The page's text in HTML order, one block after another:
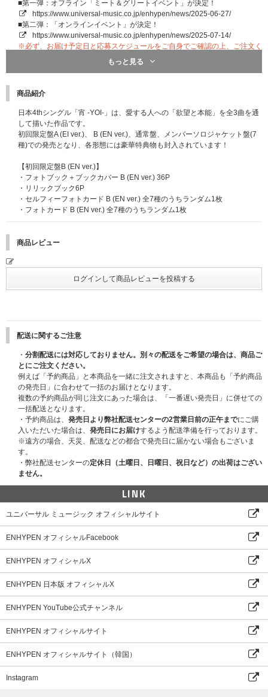
■第一弾：オフライン「ミート＆グリートイベント」が決定！
https://www.universal-music.co.jp/enhypen/news/2025-06-27/
■第二弾：「オンラインイベント」が決定！
https://www.universal-music.co.jp/enhypen/news/2025-07-14/
※必ず、お届け予定日と応募スケジュールをご自身でご確認の上、ご注文く
【ENHYPEN 日本4thシングル「宵 -YOI-」発売記念ショーケース概要】
■開催日程：2025年7月31日(木)
■会場：都内某所
■イベント内容：ミニライブ＆トーク
※開催時間、イベント会場等はご当選者の方にのみ『電子チケット』発券メー
ルご案内時にお伝えいたします。
はありません。
※開催時間は夕方頃を予定しております
※イベントはスタートから終了、退場まで1時間程度を予定しております。
■応募期間
【第2回】2025年6月16日(月) 00:00～6月26日(木) 17:59 →当落発表 : 7月3日
(木) 20:00頃
※上記ショーケース応募期間内に応募対象商品をご予約、ご購入ください｡
※応募期間以外は応募対象商品をご予約、ご購入いただけません｡あらかじめご
※各回の締切間近などの時間帯によっては､応募画面に繋がりにくい場合がござ
います。万が一、同一開催日に当選された場合でも、取消し・払戻し等はでき
ませんので、あらかじめご了承ください。また、同一開催日に重複当選された
場合でも、当選されたご本人様しかご参加できません。当選した特典権利をご
家族・ご友人を含め第三者に売買・譲渡することは一切禁止です。発覚した場
合は、ご参加をお断りさせていただきます。
■応募方法
「ショーケース応募商品」のいずれか1枚または1セットご予約(決済完了)と同
時に自動エントリーになり、お客様から別途お申込み作業は必要ございませ
ん。
※ショーケースの応募を希望されるお客様は、必ず「ショーケース応募商品」
を選択してご購入ください。
通常商品をご購入いただいても応募抽選の対象にはなりません。
※CD1枚の購入で1回の応募となり、購入回数、応募回数の制限はございませ
ん。おひとり様何回でもご購入、ご応募いただけます。
※セット商品をご購入の場合は枚数分に応じた応募回数となります。(例：3形
※お支払方法は、クレジットカード、携帯キャリア決済（auかんたん決済、ソ
ます。
※各回の締切間近などの時間帯によっては､応募画面に繋がりにくい場合がござ
います｡余裕を持ってご応募ください｡
※「ショーケース応募商品」も各ストア特典の対象になります。
■イベント応募対象商品
宵 -YOI-【3形態セット】【ショーケース応募商品】
宵 -YOI-【初回限定盤B（EN ver.）】【ショーケース応募商品】
宵 -YOI-【通常盤・初回プレス】【ショーケース応募商品】
宵 -YOI-【メンバーソロジャケット盤 7形態セット】【ショーケース応募商
品】
宵 -YOI-【スペシャルボックス盤】【ショーケース応募商品】
もっと見る
商品紹介
日本4thシングル「宵 -YOI-」は、愛する人への「欲望と本能」を全3曲を通
して描いた作品です。
初回限定盤A (EI ver.)、 B (EN ver.)、通常盤、メンバーソロジャケット盤(7
種)での発売となり、各形態には豪華特典物も封入されています！
【初回限定盤B (EN ver.)】
・フォトブック＋ブックカバー B (EN ver.) 36P
・リリックブック6P
・セルフィーフォトカード B (EN ver.) 全7種のうちランダム1枚
・フォトカード B (EN ver.) 全7種のうちランダム1枚
商品レビュー
配送に関するご注意
・ 分割配送には対応しておりません。別々の配送をご希望の場合は、商品ご
とにご注文ください。
例えば「予約商品」と本商品を一緒に注文されますと、本商品も「予約商品
の発売日」に合わせて一括のお届けとなります。
複数の予約商品が同じ注文にあった場合は、「一番遅い発売日」に併せての
一括配送となります。
・予約商品は、 発売日より弊社配送センターの2営業日前の正午までにご購
入いただいた場合は、 発売日にお届けするよう配送準備を行っております。
※遠方の場合、天災、配送などの都合で発売日に届かない場合もございま
す。
・弊社配送センターの定休日（土曜日、日曜日、祝日など）の出荷はござい
ません。
LINK
ユニバーサル ミュージック オフィシャルサイト
ENHYPEN オフィシャルFacebook
ENHYPEN オフィシャルX
ENHYPEN 日本版 オフィシャルX
ENHYPEN YouTube公式チャンネル
ENHYPEN オフィシャルサイト
ENHYPEN オフィシャルサイト（韓国）
Instagram